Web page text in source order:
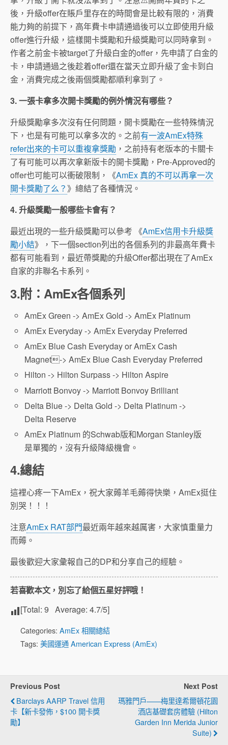
後，升級offer在賬戶里存在的時間會是比較有限的，消費
能力夠的前提下，高年費卡申請通過後可以立即使用升級
offer進行升級，這樣開卡獎勵和升級獎勵可以同時拿到。
作者之前金卡被target了升級白金的offer，先申請了白金的
卡，申請通過之後趁着offer還在當天立即升級了金卡到白
金，消費完成之後兩個獎勵都順利拿到了。
3. 一張卡拿多次開卡獎勵的例外情況有哪些？
升級獎勵拿多次沒有任何問題，開卡獎勵在一些特殊情況
下，也是有可能可以拿多次的。之前有一波AmEx特殊
refer出來的卡可以重複拿獎勵 ，之前持有老版本的卡關卡
了有可能可以再次拿新版卡的開卡獎勵，Pre-Approved的
offer也可能可以衝破限制，《AmEx 真的不可以再拿一次
開卡獎勵了么？》總結了各種情況。
4. 升級獎勵一般哪些卡會有？
最近出現的一些升級獎勵可以參考 《AmEx信用卡升級獎
勵小結》，下一個section列出的各個系列的非最高年費卡
都有可能看到，最近帶獎勵的升級Offer都出現在了AmEx
自家的非聯名卡系列。
3.附：AmEx各個系列
AmEx Green -> AmEx Gold -> AmEx Platinum
AmEx Everyday -> AmEx Everyday Preferred
AmEx Blue Cash Everyday or AmEx Cash
Magnet-> AmEx Blue Cash Everyday Preferred
Hilton -> Hilton Surpass -> Hilton Aspire
Marriott Bonvoy -> Marriott Bonvoy Brilliant
Delta Blue -> Delta Gold -> Delta Platinum ->
Delta Reserve
AmEx Platinum 的Schwab版和Morgan Stanley版
是單獨的，沒有升級降級機會。
4.總結
這裡心疼一下AmEx，祝大家薅羊毛薅得快樂，AmEx挺住
別哭！！！
注意AmEx RAT部門最近兩年越來越厲害，大家慎重量力
而薅。
最後歡迎大家彙報自己的DP和分享自己的經驗。
若喜歡本文，別忘了給個五星好評哦！
[Total: 9 Average: 4.7/5]
Categories: AmEx 相關總結
Tags: 美國運通 American Express (AmEx)
Previous Post
Barclays AARP Travel 信用
卡【新卡發佈，$100 開卡獎
勵】
Next Post
瑪雅門戶——梅里達希爾頓花園
酒店基礎套房體驗 (Hilton
Garden Inn Merida Junior
Suite)